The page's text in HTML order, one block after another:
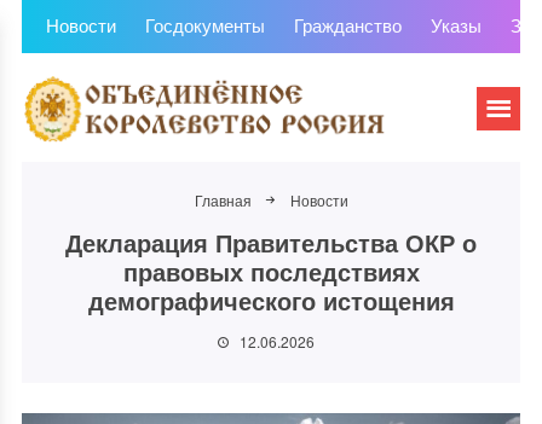
Новости Госдокументы Гражданство Указы
Главная Новости
Декларация Правительства ОКР о
правовых последствиях
демографического истощения
12.06.2026